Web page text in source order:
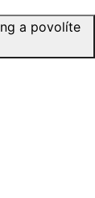
a povolíte